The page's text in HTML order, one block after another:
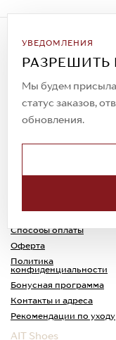
УВЕДОМЛЕНИЯ
РАЗРЕШИТЬ
Мы будем
статус заказов,
обновления.
Подписаться на
Всегда будьте в
спецпредложений!
© 2023. AIT Shoes
Все права
Доставка
Способы оплаты
Оферта
Политика
конфиденциальности
Бонусная программа
Контакты и адреса
Рекомендации по уходу
AIT Shoes